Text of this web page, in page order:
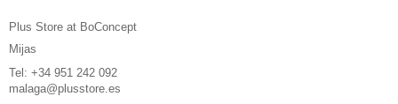
Plus Store at BoConcept
Mijas
Tel: +34 951 242 092
malaga@plusstore.es